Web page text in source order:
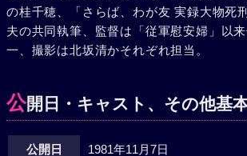
金を取り返すが、敵にケイを人質に取ら
冷たい大介を残し、明は現金を持って敵
かし、堂島は金を受け取るが、ケイを離さ
きた。大立回りの末、二人は脱出する。
格納庫に戻るが、敵の手が回っており、訪
た。金庫を破り、再び現金を手にした大
の桂千穂、「さらば、わが友 実録大物死
夫の共同執筆、監督は「従軍慰安婦」以
一、撮影は北坂清かそれぞれ担当。
公開日・キャスト、その他基
公開日 1981年11月7日